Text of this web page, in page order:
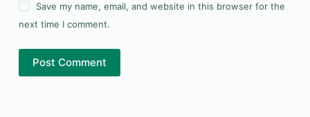
Save my name, email, and website in this browser for the
next time I comment.
Post Comment